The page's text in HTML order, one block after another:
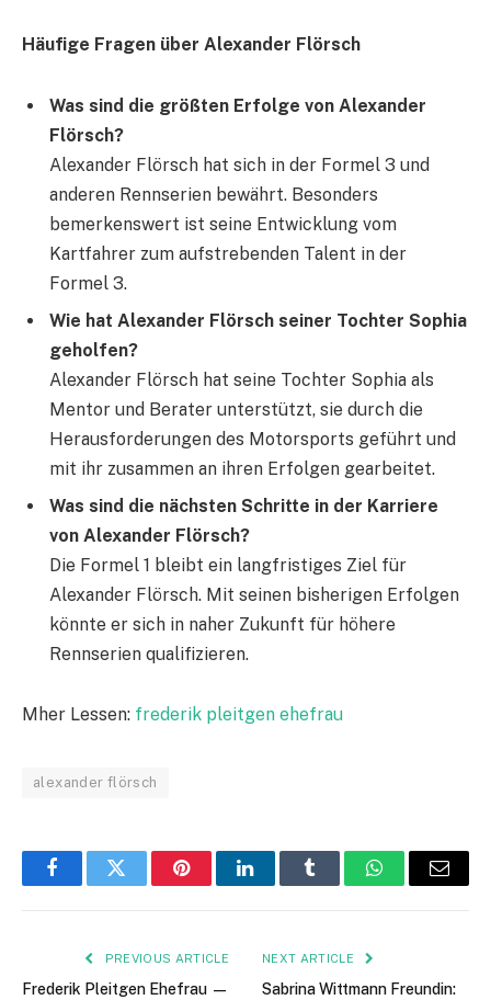
Häufige Fragen über Alexander Flörsch
Was sind die größten Erfolge von Alexander
Flörsch?
Alexander Flörsch hat sich in der Formel 3 und
anderen Rennserien bewährt. Besonders
bemerkenswert ist seine Entwicklung vom
Kartfahrer zum aufstrebenden Talent in der
Formel 3.
Wie hat Alexander Flörsch seiner Tochter Sophia
geholfen?
Alexander Flörsch hat seine Tochter Sophia als
Mentor und Berater unterstützt, sie durch die
Herausforderungen des Motorsports geführt und
mit ihr zusammen an ihren Erfolgen gearbeitet.
Was sind die nächsten Schritte in der Karriere
von Alexander Flörsch?
Die Formel 1 bleibt ein langfristiges Ziel für
Alexander Flörsch. Mit seinen bisherigen Erfolgen
könnte er sich in naher Zukunft für höhere
Rennserien qualifizieren.
Mher Lessen: frederik pleitgen ehefrau
alexander flörsch
FacebookTwitter PinterestLinkedInTumblr WhatsAppEmail
PREVIOUS ARTICLE
Frederik Pleitgen Ehefrau —
NEXT ARTICLE
Sabrina Wittmann Freundin: